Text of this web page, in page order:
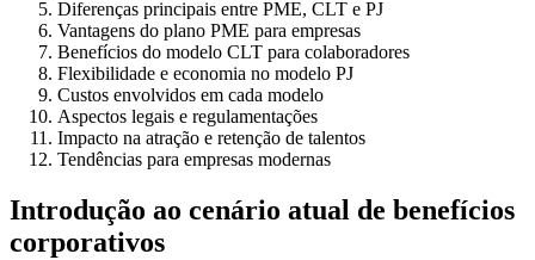
Diferenças principais entre PME, CLT e PJ
Vantagens do plano PME para empresas
Benefícios do modelo CLT para colaboradores
Flexibilidade e economia no modelo PJ
Custos envolvidos em cada modelo
Aspectos legais e regulamentações
Impacto na atração e retenção de talentos
Tendências para empresas modernas
Introdução ao cenário atual de benefícios
corporativos